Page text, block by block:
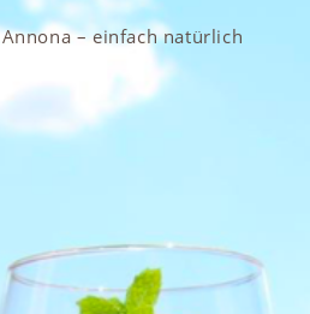
Annona – einfach natürlich